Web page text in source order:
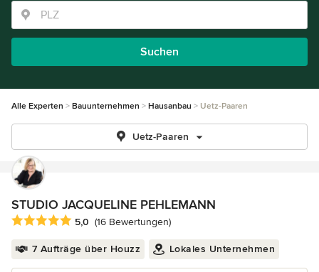
Suchen
Alle Experten Bauunternehmen Hausanbau Uetz-Paaren
Uetz-Paaren
STUDIO JACQUELINE PEHLEMANN
Durchschnittliche Bewertung: 5 von 5 Sternen
5,0 (16 Bewertungen)
7 Aufträge über Houzz Lokales Unternehmen